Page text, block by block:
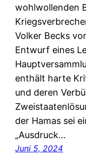
wohlwollenden
Volker Becks
Entwurf eines
enthält harte
und deren
der Hamas sei
„Ausdruck…
Juni 5, 2024